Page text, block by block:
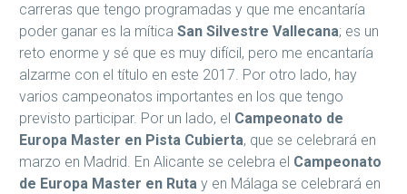
carreras que tengo programadas y que me encantaría
poder ganar es la mítica San Silvestre Vallecana; es un
reto enorme y sé que es muy difícil, pero me encantaría
alzarme con el título en este 2017. Por otro lado, hay
varios campeonatos importantes en los que tengo
previsto participar. Por un lado, el Campeonato de
Europa Master en Pista Cubierta, que se celebrará en
marzo en Madrid. En Alicante se celebra el Campeonato
de Europa Master en Ruta y en Málaga se celebrará en